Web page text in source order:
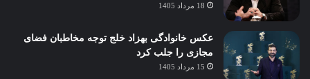
18 مرداد 1405
عکس خانوادگی بهزاد خلج توجه مخاطبان فضای
مجازی را جلب کرد
15 مرداد 1405